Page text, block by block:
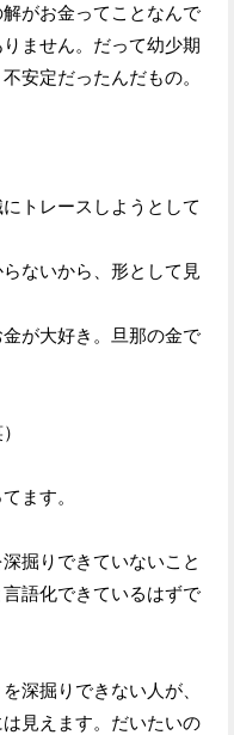
がお金ってことなんで
ません。だって幼少期
安定だったんだもの。
トレースしようとして
ないから、形として見
金が大好き。旦那の金で
ます。
掘りできていないこと
語化できているはずで
深掘りできない人が、
見えます。だいたいの